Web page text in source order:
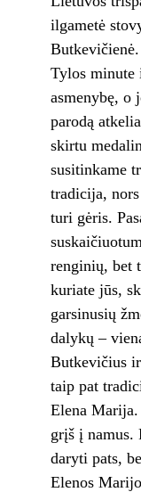
ilgametė
Tylos minute
asmenybę, o
parodą
skirtu
susitinkame
tradicija,
turi gėris.
renginių, bet
kuriate jūs,
garsinusių
dalykų –
Butkevičius
taip pat
Elena
grįš į namus.
daryti pats,
Elenos